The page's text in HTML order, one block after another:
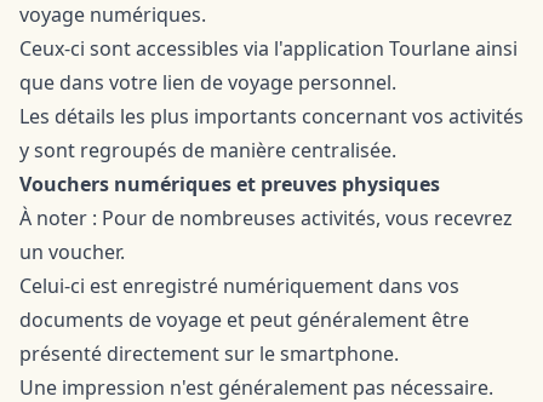
voyage numériques.
Ceux-ci sont accessibles via l'application Tourlane ainsi
que dans votre lien de voyage personnel.
Les détails les plus importants concernant vos activités
y sont regroupés de manière centralisée.
Vouchers numériques et preuves physiques
À noter : Pour de nombreuses activités, vous recevrez
un voucher.
Celui-ci est enregistré numériquement dans vos
documents de voyage et peut généralement être
présenté directement sur le smartphone.
Une impression n'est généralement pas nécessaire.